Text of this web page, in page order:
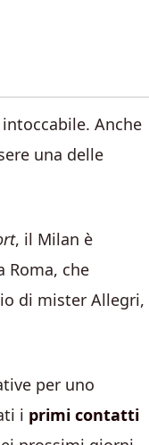
Anche
una delle
, il Milan è
Roma, che
di mister Allegri,
per uno
i primi contatti